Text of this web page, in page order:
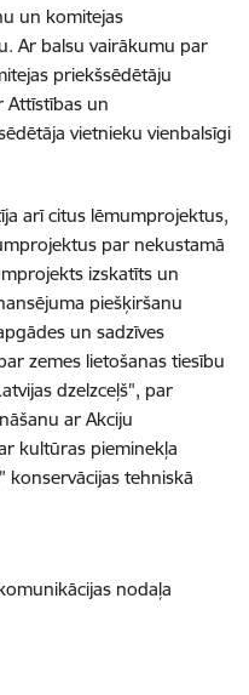
un komitejas
Ar balsu vairākumu par
priekšsēdētāju
Attīstības un
vietnieku vienbalsīgi
arī citus lēmumprojektus,
par nekustamā
izskatīts un
piešķiršanu
un sadzīves
zemes lietošanas tiesību
dzelzceļš", par
ar Akciju
kultūras pieminekļa
konservācijas tehniskā
nodaļa